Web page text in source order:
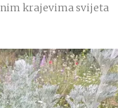
krajevima svijeta